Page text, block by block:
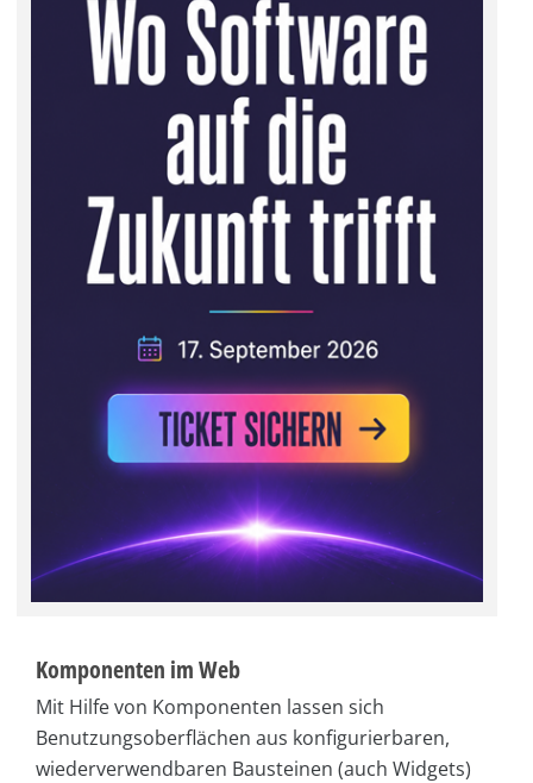
Komponenten im Web
Mit Hilfe von Komponenten lassen sich
Benutzungsoberflächen aus konfigurierbaren,
wiederverwendbaren Bausteinen (auch Widgets)